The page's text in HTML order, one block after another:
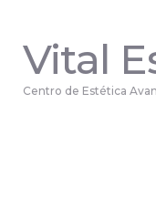
Vital
Centro de Estética